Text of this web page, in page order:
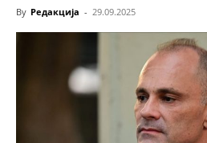
By Редакција - 29.09.2025